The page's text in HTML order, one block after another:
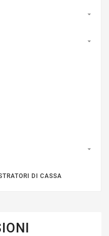



DI CASSA